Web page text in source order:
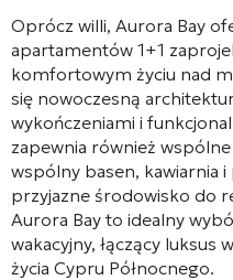
Oprócz willi, Aurora Bay
apartamentów 1+1
komfortowym życiu nad
się nowoczesną
wykończeniami i
zapewnia również
wspólny basen, kawiarnia
przyjazne środowisko do
Aurora Bay to idealny
wakacyjny, łączący
życia Cypru Północnego.